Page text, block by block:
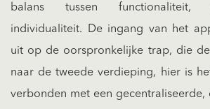
balans tussen functionaliteit,
individualiteit. De ingang van het
uit op de oorspronkelijke trap, die
naar de tweede verdieping, hier is
verbonden met een gecentraliseerde,